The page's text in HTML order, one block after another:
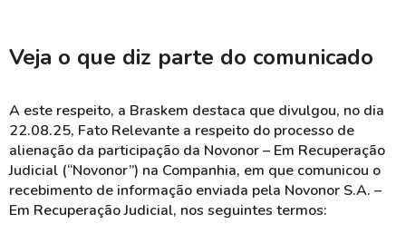
Veja o que diz parte do comunicado
A este respeito, a Braskem destaca que divulgou, no dia
22.08.25, Fato Relevante a respeito do processo de
alienação da participação da Novonor – Em Recuperação
Judicial (“Novonor”) na Companhia, em que comunicou o
recebimento de informação enviada pela Novonor S.A. –
Em Recuperação Judicial, nos seguintes termos: